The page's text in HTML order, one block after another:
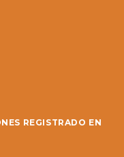
REGISTRADO EN